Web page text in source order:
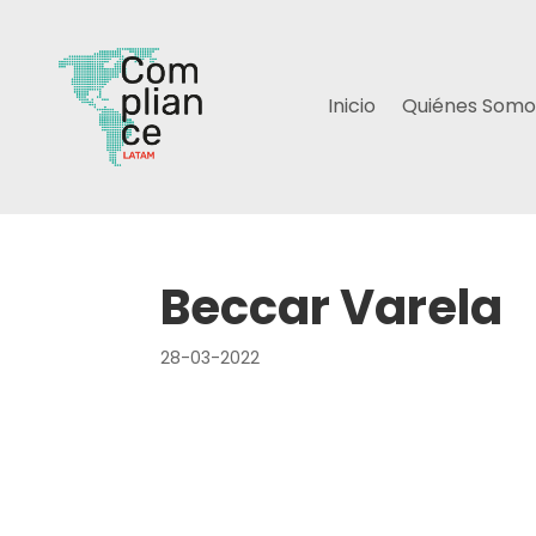
Inicio Quiénes
Beccar Varela
28-03-2022